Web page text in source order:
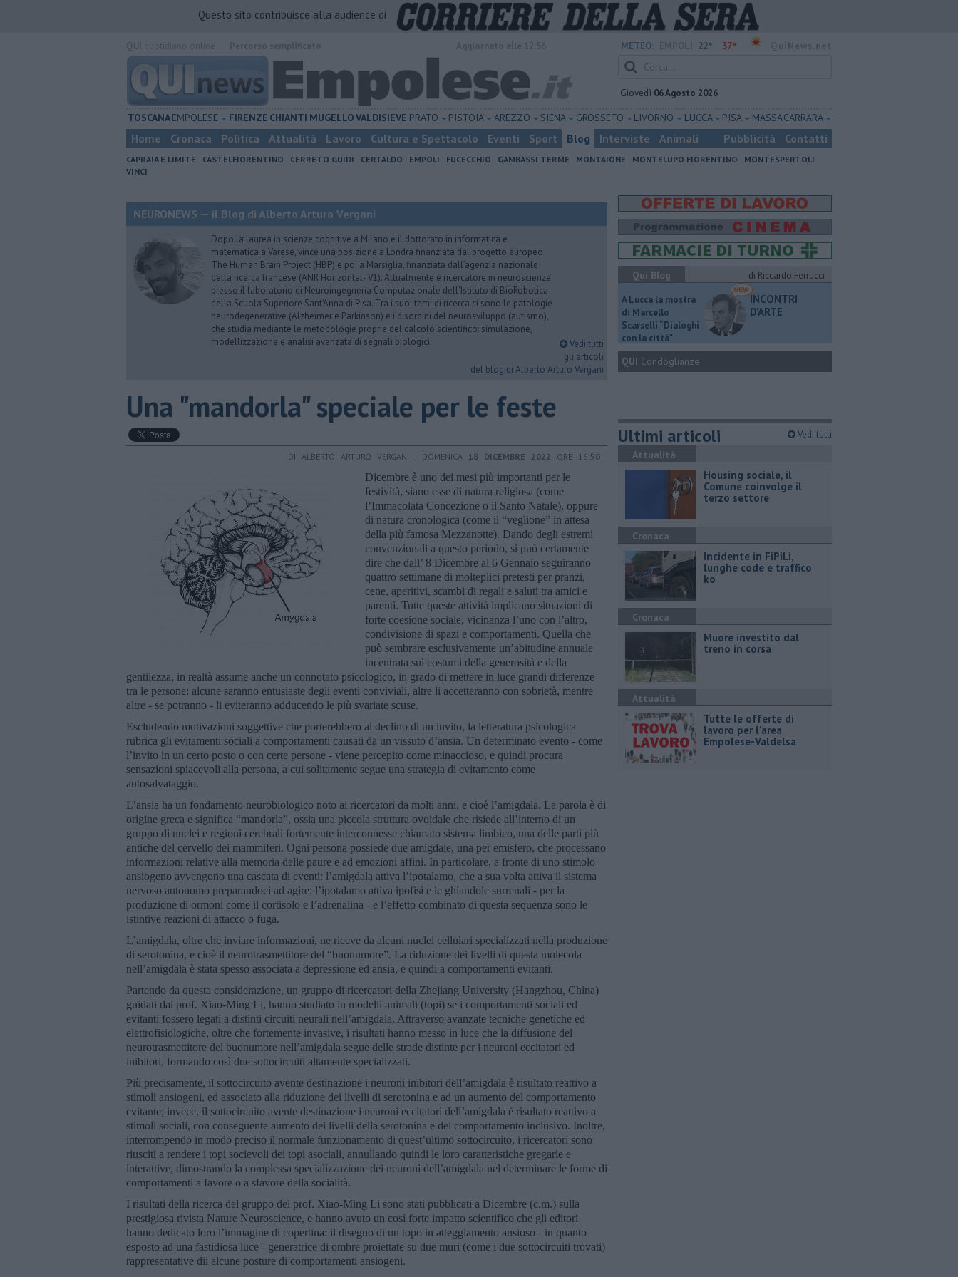
Questo sito contribuisce alla audience di
METEO: 22° 37°
Giovedì 06 Agosto 2026
TOSCANAEMPOLESE FIRENZE CHIANTI MUGELLOVALDISIEVE PRATO PISTOIA AREZZO SIENA GROSSETO LIVORNO LUCCA PISA MASSA CARRARA
Home Cronaca Politica Attualità Lavoro Cultura e Spettacolo Eventi Sport Blog Interviste Animali Pubblicità Contatti
CAPRAIA E LIMITE CASTELFIORENTINO CERRETO GUIDI CERTALDO EMPOLI FUCECCHIO GAMBASSI TERME MONTAIONE MONTELUPO FIORENTINO
MONTESPERTOLI
VINCI
NEURONEWS — il Blog di Alberto Arturo Vergani
Dopo la laurea in scienze cognitive a Milano e il dottorato in informatica e
matematica a Varese, vince una posizione a Londra finanziata dal progetto europeo
The Human Brain Project (HBP) e poi a Marsiglia, finanziata dall’agenzia nazionale
della ricerca francese (ANR Horizontal- V1). Attualmente è ricercatore in neuroscienze
presso il laboratorio di Neuroingegneria Computazionale dell'Istituto di BioRobotica
della Scuola Superiore Sant’Anna di Pisa. Tra i suoi temi di ricerca ci sono le patologie
neurodegenerative (Alzheimer e Parkinson) e i disordini del neurosviluppo (autismo),
che studia mediante le metodologie proprie del calcolo scientifico: simulazione,
modellizzazione e analisi avanzata di segnali biologici.
Vedi tutti
gli articoli
del blog di Alberto Arturo Vergani
​Una "mandorla" speciale per le feste
DI ALBERTO ARTURO VERGANI - DOMENICA 18 DICEMBRE 2022 ORE 16:50
Dicembre è uno dei mesi più importanti per le
festività, siano esse di natura religiosa (come
l’Immacolata Concezione o il Santo Natale), oppure
di natura cronologica (come il “veglione” in attesa
della più famosa Mezzanotte). Dando degli estremi
convenzionali a questo periodo, si può certamente
dire che dall’ 8 Dicembre al 6 Gennaio seguiranno
quattro settimane di molteplici pretesti per pranzi,
cene, aperitivi, scambi di regali e saluti tra amici e
parenti. Tutte queste attività implicano situazioni di
forte coesione sociale, vicinanza l’uno con l’altro,
condivisione di spazi e comportamenti. Quella che
può sembrare esclusivamente un’abitudine annuale
incentrata sui costumi della generosità e della
gentilezza, in realtà assume anche un connotato psicologico, in grado di mettere in luce grandi differenze
tra le persone: alcune saranno entusiaste degli eventi conviviali, altre li accetteranno con sobrietà, mentre
altre - se potranno - li eviteranno adducendo le più svariate scuse.
Escludendo motivazioni soggettive che porterebbero al declino di un invito, la letteratura psicologica
rubrica gli evitamenti sociali a comportamenti causati da un vissuto d’ansia. Un determinato evento - come
l’invito in un certo posto o con certe persone - viene percepito come minaccioso, e quindi procura
sensazioni spiacevoli alla persona, a cui solitamente segue una strategia di evitamento come
autosalvataggio.
L’ansia ha un fondamento neurobiologico noto ai ricercatori da molti anni, e cioè l’amigdala. La parola è di
origine greca e significa “mandorla”, ossia una piccola struttura ovoidale che risiede all’interno di un
gruppo di nuclei e regioni cerebrali fortemente interconnesse chiamato sistema limbico, una delle parti più
antiche del cervello dei mammiferi. Ogni persona possiede due amigdale, una per emisfero, che processano
informazioni relative alla memoria delle paure e ad emozioni affini. In particolare, a fronte di uno stimolo
ansiogeno avvengono una cascata di eventi: l’amigdala attiva l’ipotalamo, che a sua volta attiva il sistema
nervoso autonomo preparandoci ad agire; l’ipotalamo attiva ipofisi e le ghiandole surrenali - per la
produzione di ormoni come il cortisolo e l’adrenalina - e l’effetto combinato di questa sequenza sono le
istintive reazioni di attacco o fuga.
L’amigdala, oltre che inviare informazioni, ne riceve da alcuni nuclei cellulari specializzati nella produzione
di serotonina, e cioè il neurotrasmettitore del “buonumore”. La riduzione dei livelli di questa molecola
nell’amigdala è stata spesso associata a depressione ed ansia, e quindi a comportamenti evitanti.
Partendo da questa considerazione, un gruppo di ricercatori della Zhejiang University (Hangzhou, China)
guidati dal prof. Xiao-Ming Li, hanno studiato in modelli animali (topi) se i comportamenti sociali ed
evitanti fossero legati a distinti circuiti neurali nell’amigdala. Attraverso avanzate tecniche genetiche ed
elettrofisiologiche, oltre che fortemente invasive, i risultati hanno messo in luce che la diffusione del
neurotrasmettitore del buonumore nell’amigdala segue delle strade distinte per i neuroni eccitatori ed
inibitori, formando così due sottocircuiti altamente specializzati.
Più precisamente, il sottocircuito avente destinazione i neuroni inibitori dell’amigdala è risultato reattivo a
stimoli ansiogeni, ed associato alla riduzione dei livelli di serotonina e ad un aumento del comportamento
evitante; invece, il sottocircuito avente destinazione i neuroni eccitatori dell’amigdala è risultato reattivo a
stimoli sociali, con conseguente aumento dei livelli della serotonina e del comportamento inclusivo. Inoltre,
interrompendo in modo preciso il normale funzionamento di quest’ultimo sottocircuito, i ricercatori sono
riusciti a rendere i topi socievoli dei topi asociali, annullando quindi le loro caratteristiche gregarie e
interattive, dimostrando la complessa specializzazione dei neuroni dell’amigdala nel determinare le forme di
comportamenti a favore o a sfavore della socialità.
I risultati della ricerca del gruppo del prof. Xiao-Ming Li sono stati pubblicati a Dicembre (c.m.) sulla
prestigiosa rivista Nature Neuroscience, e hanno avuto un così forte impatto scientifico che gli editori
hanno dedicato loro l’immagine di copertina: il disegno di un topo in atteggiamento ansioso - in quanto
esposto ad una fastidiosa luce - generatrice di ombre proiettate su due muri (come i due sottocircuiti trovati)
rappresentative dii alcune posture di comportamenti ansiogeni.
Qui Blog
di Riccardo Ferrucci
A Lucca la mostra
di Marcello
Scarselli “Dialoghi
con la città"
INCONTRI
D'ARTE
QUI Condoglianze
Ultimi articoli Vedi tutti
Attualità
​Housing sociale, il
Comune coinvolge il
terzo settore
Cronaca
Incidente in FiPiLi,
lunghe code e traffico
ko
Cronaca
Muore investito dal
treno in corsa
Attualità
​Tutte le offerte di
lavoro per l'area
Empolese-Valdelsa